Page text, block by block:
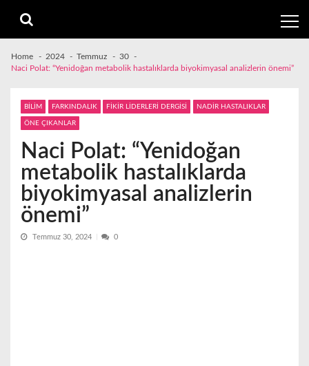
navigation
content
Home 2024 Temmuz
30
Naci Polat: “Yenidoğan metabolik hastalıklarda biyokimyasal analizlerin önemi”
BİLİM FARKINDALIK FİKİR LİDERLERİ DERGİSİ NADİR HASTALIKLAR
ÖNE ÇIKANLAR
Naci Polat: “Yenidoğan
metabolik hastalıklarda
biyokimyasal analizlerin
önemi”
Temmuz 30, 2024 0